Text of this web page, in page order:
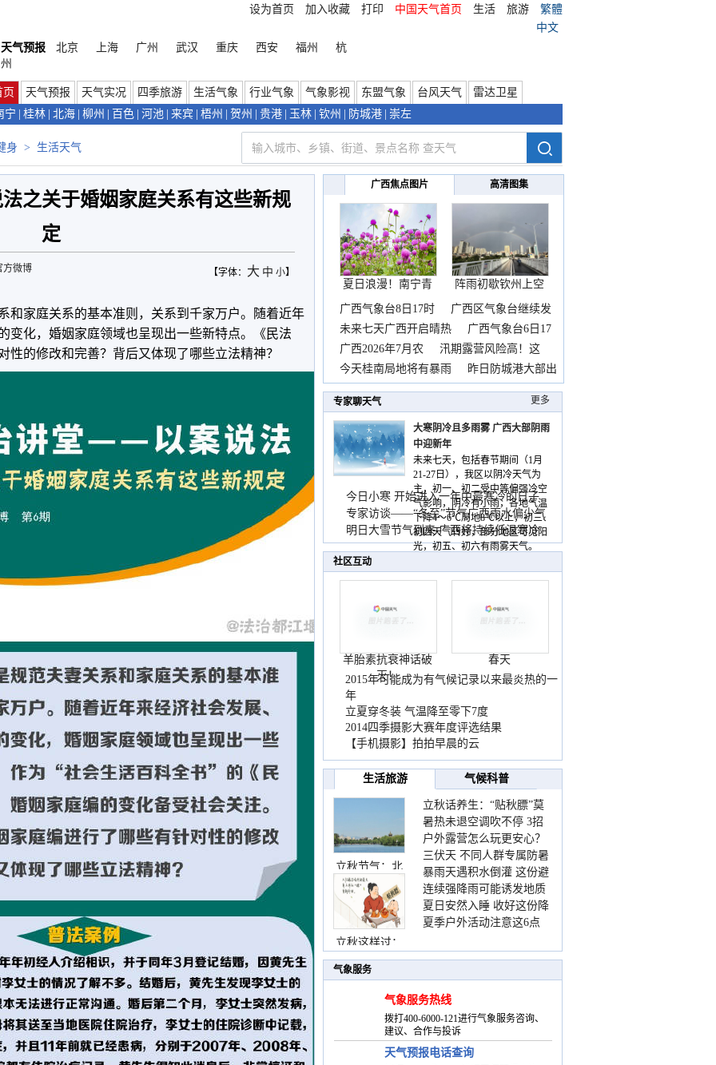
设为首页 加入收藏 打印 中国天气首页 生活 旅游
繁體
中文
天气预报
北京 上海 广州 武汉 重庆 西安 福州
杭
州
页 天气预报 天气实况 四季旅游 生活气象 行业气象 气象影视 东盟气象 台风天气
雷达卫星
宁
桂林 北海 柳州 百色 河池 来宾 梧州 贺州 贵港 玉林 钦州 防城港 崇左
身 > 生活天气
之关于婚姻家庭关系有这些新规
定
【字体： 大 中 小】
方微博
和家庭关系的基本准则，关系到千家万户。随着近年
变化，婚姻家庭领域也呈现出一些新特点。《民法
性的修改和完善？背后又体现了哪些立法精神？
广西焦点图片 高清图集
夏日浪漫！南宁青
秀山
阵雨初歇钦州上空
邂逅
广西气象台8日17时
广西区气象台继续发
布
未来七天广西开启晴热
广西气象台6日17
时
广西2026年7月农
汛期露营风险高！这
份
今天桂南局地将有暴雨
昨日防城港大部出
现暴
专家聊天气 更多
大寒阴冷且多雨雾 广西大部阴雨
中迎新年
未来七天，包括春节期间（1月
21-27日），我区以阴冷天气为
主，初一、初二受中等偏强冷空
气影响，阴冷有小雨，各地气温
下降4～6℃局地8℃以上，初三、
初四天气转好，部分地区可见阳
光，初五、初六有雨雾天气。
今日小寒 开始进入一年中最寒冷的日子
专家访谈——“冬至”节气广西雨水偏少气
温低
明日大雪节气到来 广西将持续低温寒冷
天气
社区互动
羊胎素抗衰神话破
灭！
春天
2015年可能成为有气候记录以来最炎热的一
年
立夏穿冬装 气温降至零下7度
2014四季摄影大赛年度评选结果
【手机摄影】拍拍早晨的云
生活旅游 气候科普
立秋节气：北
立秋这样过：
立秋话养生：“贴秋膘”莫
着急 先清暑再防燥
暑热未退空调吹不停 3招
护住肩颈不酸痛
户外露营怎么玩更安心？
这份攻略请收好
三伏天 不同人群专属防暑
要点请收好
暴雨天遇积水倒灌 这份避
险提示请收好
连续强降雨可能诱发地质
灾害 这些前兆要知道
夏日安然入睡 收好这份降
温小贴士
夏季户外活动注意这6点
气象服务
气象服务热线
拨打400-6000-121进行气象服务咨询、
建议、合作与投诉
天气预报电话查询